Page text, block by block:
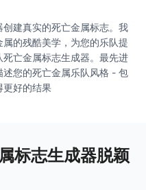
建真实的死亡金属标志。我
的残酷美学，为您的乐队提
亡金属标志生成器。最先进
您的死亡金属乐队风格 - 包
更好的结果
标志生成器脱颖